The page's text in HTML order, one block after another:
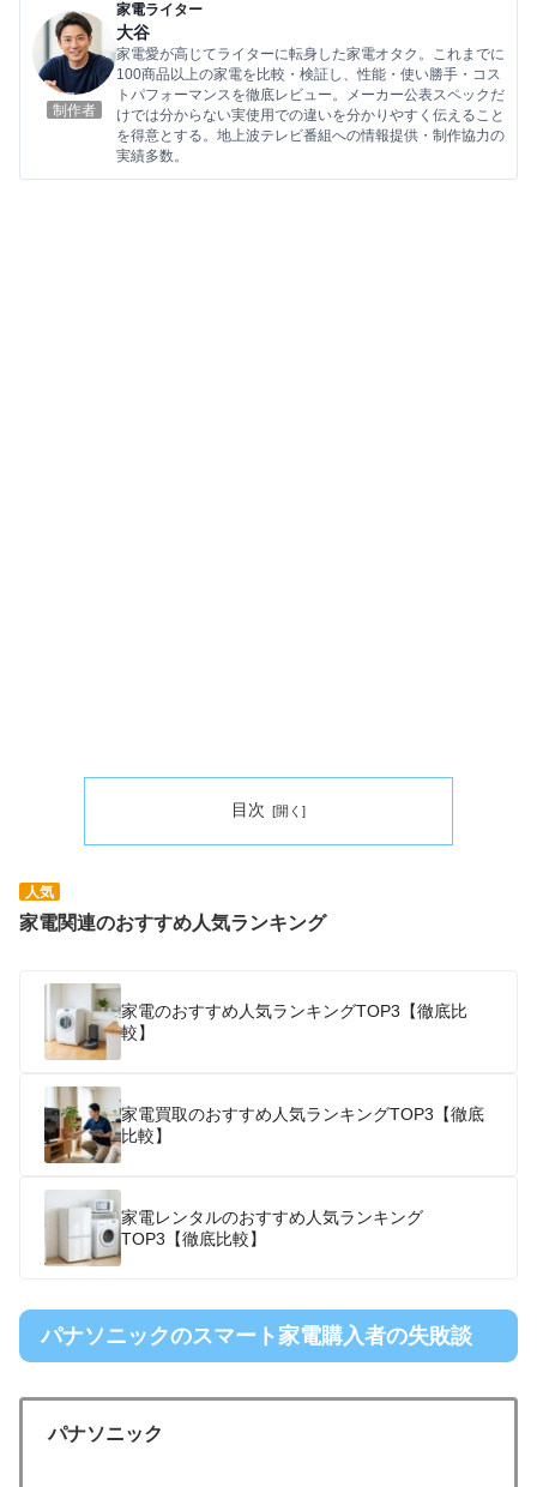
制作者
家電ライター
大谷
家電愛が高じてライターに転身した家電オタク。これまでに
100商品以上の家電を比較・検証し、性能・使い勝手・コス
トパフォーマンスを徹底レビュー。メーカー公表スペックだ
けでは分からない実使用での違いを分かりやすく伝えること
を得意とする。地上波テレビ番組への情報提供・制作協力の
実績多数。
目次
人気
家電関連のおすすめ人気ランキング
家電のおすすめ人気ランキングTOP3【徹底比
較】
家電買取のおすすめ人気ランキングTOP3【徹底
比較】
家電レンタルのおすすめ人気ランキング
TOP3【徹底比較】
パナソニックのスマート家電購入者の失敗談
パナソニック